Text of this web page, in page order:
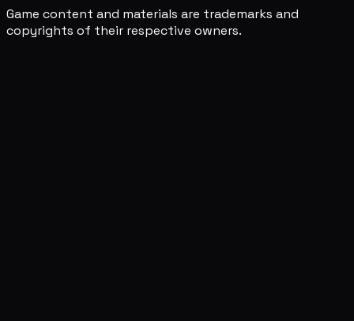
Game content and materials are trademarks and
copyrights of their respective owners.